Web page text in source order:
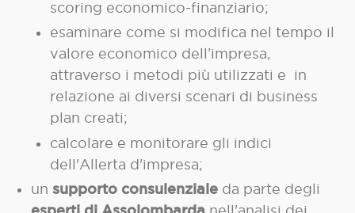
scoring economico-finanziario;
esaminare come si modifica nel tempo il
valore economico dell’impresa,
attraverso i metodi più utilizzati e in
relazione ai diversi scenari di business
plan creati;
calcolare e monitorare gli indici
dell'Allerta d'impresa;
un supporto consulenziale da parte degli
esperti di Assolombarda